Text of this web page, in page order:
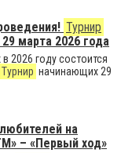
Турнир
марта 2026 года
2026 году состоится
Турнир начинающих 29
на
– «Первый ход»